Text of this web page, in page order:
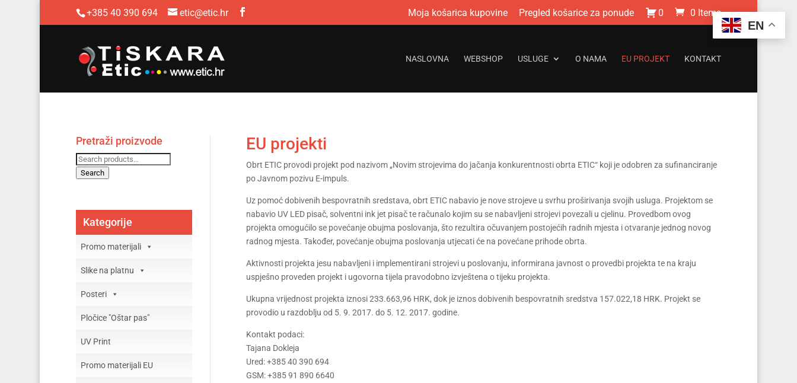
+385 40 390 694 etic@etic.hr Moja košarica kupovine Pregled košarice za ponude 0 0 Items
NASLOVNA WEBSHOP USLUGE O NAMA EU PROJEKT KONTAKT
Pretraži proizvode
Search
for:Search
Kategorije
Promo materijali
Slike na platnu
Posteri
Pločice "Oštar pas"
UV Print
Promo materijali EU
EU projekti
Obrt ETIC provodi projekt pod nazivom „Novim strojevima do jačanja konkurentnosti obrta ETIC“ koji je odobren za sufinanciranje
po Javnom pozivu E-impuls.
Uz pomoć dobivenih bespovratnih sredstava, obrt ETIC nabavio je nove strojeve u svrhu proširivanja svojih usluga. Projektom se
nabavio UV LED pisač, solventni ink jet pisač te računalo kojim su se nabavljeni strojevi povezali u cjelinu. Provedbom ovog
projekta omogućilo se povećanje obujma poslovanja, što rezultira očuvanjem postojećih radnih mjesta i otvaranje jednog novog
radnog mjesta. Također, povećanje obujma poslovanja utjecati će na povećane prihode obrta.
Aktivnosti projekta jesu nabavljeni i implementirani strojevi u poslovanju, informirana javnost o provedbi projekta te na kraju
uspješno proveden projekt i ugovorna tijela pravodobno izvještena o tijeku projekta.
Ukupna vrijednost projekta iznosi 233.663,96 HRK, dok je iznos dobivenih bespovratnih sredstva 157.022,18 HRK. Projekt se
provodio u razdoblju od 5. 9. 2017. do 5. 12. 2017. godine.
Kontakt podaci:
Tajana Dokleja
Ured: +385 40 390 694
GSM: +385 91 890 6640
EN